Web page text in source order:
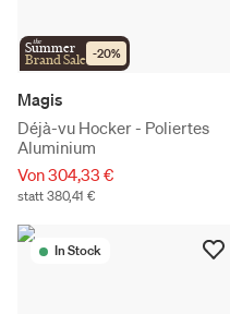
the
Summer
Brand Sale -20%
Magis
Déjà-vu Hocker - Poliertes
Aluminium
Von 304,33 €
statt 380,41 €
In Stock